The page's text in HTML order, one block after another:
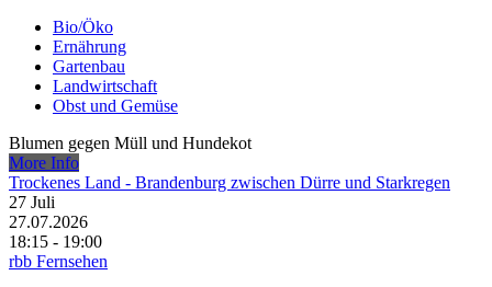
Bio/Öko
Ernährung
Gartenbau
Landwirtschaft
Obst und Gemüse
Blumen gegen Müll und Hundekot
More Info
Trockenes Land - Brandenburg zwischen Dürre und Starkregen
27 Juli
27.07.2026
18:15 - 19:00
rbb Fernsehen